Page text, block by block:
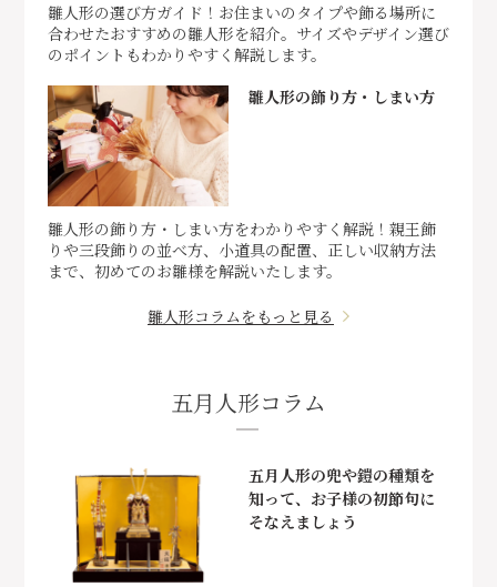
雛人形の選び方ガイド！お住まいのタイプや飾る場所に
合わせたおすすめの雛人形を紹介。サイズやデザイン選び
のポイントもわかりやすく解説します。
雛人形の飾り方・しまい方
雛人形の飾り方・しまい方をわかりやすく解説！親王飾
りや三段飾りの並べ方、小道具の配置、正しい収納方法
まで、初めてのお雛様を解説いたします。
雛人形コラムをもっと見る
五月人形コラム
五月人形の兜や鎧の種類を
知って、お子様の初節句に
そなえましょう